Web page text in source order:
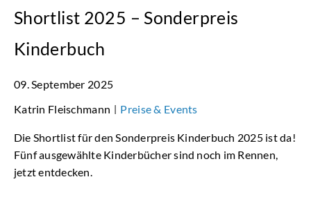
Shortlist 2025 – Sonderpreis
Kinderbuch
09. September 2025
Katrin Fleischmann | Preise & Events
Die Shortlist für den Sonderpreis Kinderbuch 2025 ist da!
Fünf ausgewählte Kinderbücher sind noch im Rennen,
jetzt entdecken.